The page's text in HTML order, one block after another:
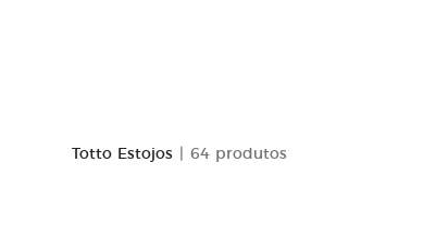
Totto Estojos | 64 produtos